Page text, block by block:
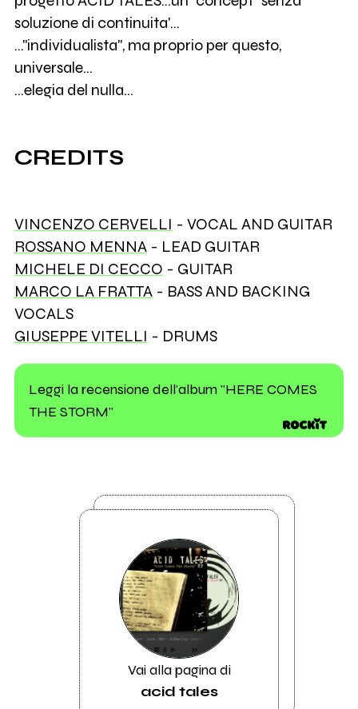
soluzione di continuita'...
..."individualista", ma proprio per questo,
universale...
...elegia del nulla...
CREDITS
VINCENZO CERVELLI - VOCAL AND GUITAR
ROSSANO MENNA- LEAD GUITAR
MICHELE DI CECCO - GUITAR
MARCO LA FRATTA- BASS AND BACKING
VOCALS
GIUSEPPE VITELLI - DRUMS
Leggi la recensione dell'album "HERE COMES
THE STORM"
Vai alla pagina di
acid tales